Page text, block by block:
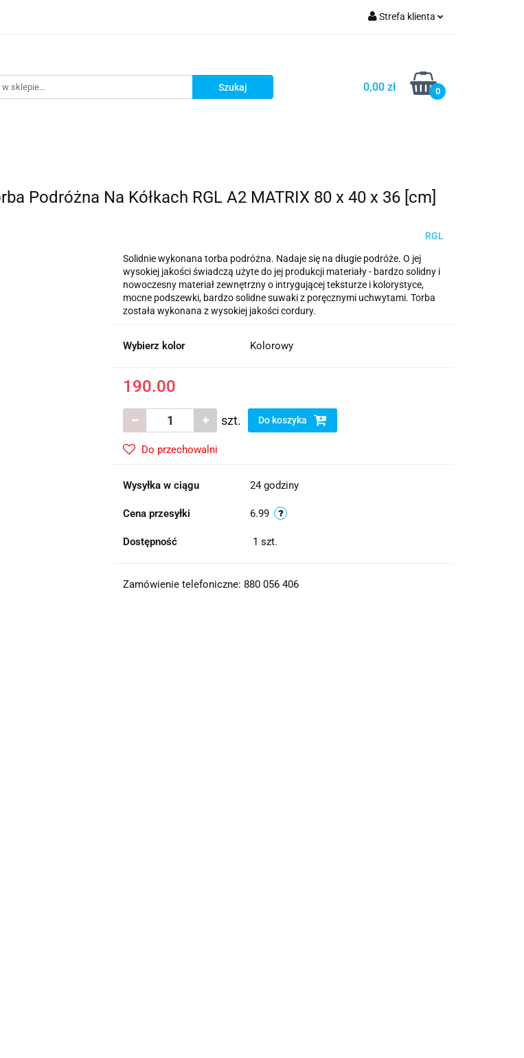
Strefa klienta
Zarejestruj się
Dodaj zgłoszenie
0,00 zł 0
Podróżna Na Kółkach RGL A2 MATRIX 80 x 40 x 36 [cm]
RGL
Solidnie wykonana torba podróżna. Nadaje się na długie podróże. O jej
wysokiej jakości świadczą użyte do jej produkcji materiały - bardzo solidny i
nowoczesny materiał zewnętrzny o intrygującej teksturze i kolorystyce,
mocne podszewki, bardzo solidne suwaki z poręcznymi uchwytami. Torba
została wykonana z wysokiej jakości cordury.
Wybierz kolor Kolorowy
190.00
szt. Do koszyka
Do przechowalni
Wysyłka w ciągu 24 godziny
Cena przesyłki 6.99
Dostępność 1 szt.
Zamówienie telefoniczne: 880 056 406